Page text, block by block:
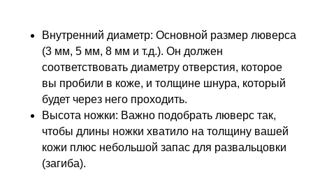
Внутренний диаметр: Основной размер люверса
(3 мм, 5 мм, 8 мм и т.д.). Он должен
соответствовать диаметру отверстия, которое
вы пробили в коже, и толщине шнура, который
будет через него проходить.
Высота ножки: Важно подобрать люверс так,
чтобы длины ножки хватило на толщину вашей
кожи плюс небольшой запас для развальцовки
(загиба).